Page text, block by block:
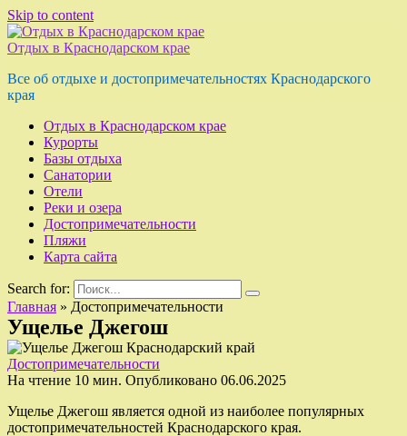
Skip to content
Отдых в Краснодарском крае
Все об отдыхе и достопримечательностях Краснодарского
края
Отдых в Краснодарском крае
Курорты
Базы отдыха
Санатории
Отели
Реки и озера
Достопримечательности
Пляжи
Карта сайта
Search for:
Главная » Достопримечательности
Ущелье Джегош
Достопримечательности
На чтение 10 мин. Опубликовано 06.06.2025
Ущелье Джегош является одной из наиболее популярных
достопримечательностей Краснодарского края.